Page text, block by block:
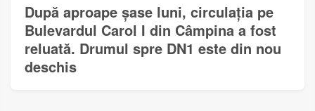
După aproape șase luni, circulația pe
Bulevardul Carol I din Câmpina a fost
reluată. Drumul spre DN1 este din nou
deschis